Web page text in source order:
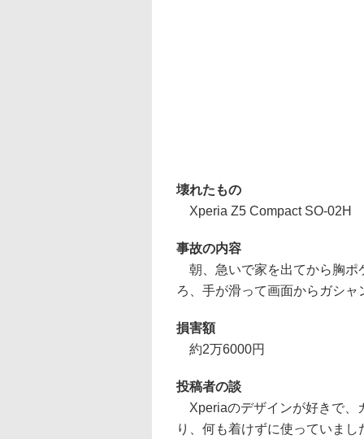
壊れたもの
Xperia Z5 Compact SO-02H
事故の内容
朝、急いで家を出てから胸ポ
ろ、手が滑って画面からガシ
損害額
約2万6000円
投稿者の談
Xperiaのデザインが好きで、
り、何も着けずに使っていま